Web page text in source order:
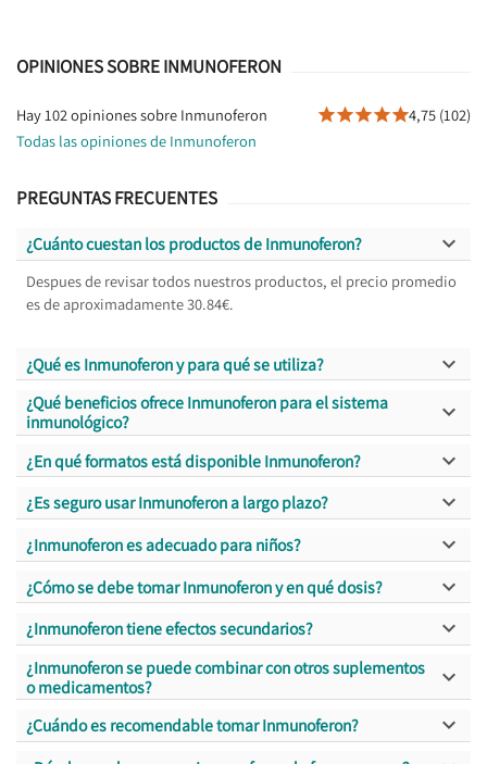
OPINIONES SOBRE INMUNOFERON
Hay 102 opiniones sobre Inmunoferon 4,75 (102)
Todas las opiniones de Inmunoferon
PREGUNTAS FRECUENTES
¿Cuánto cuestan los productos de Inmunoferon? 
Despues de revisar todos nuestros productos, el precio promedio
es de aproximadamente 30.84€.
¿Qué es Inmunoferon y para qué se utiliza? 
¿Qué beneficios ofrece Inmunoferon para el sistema
inmunológico?

¿En qué formatos está disponible Inmunoferon? 
¿Es seguro usar Inmunoferon a largo plazo? 
¿Inmunoferon es adecuado para niños? 
¿Cómo se debe tomar Inmunoferon y en qué dosis? 
¿Inmunoferon tiene efectos secundarios? 
¿Inmunoferon se puede combinar con otros suplementos
o medicamentos?

¿Cuándo es recomendable tomar Inmunoferon? 